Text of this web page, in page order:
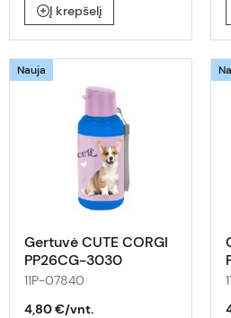
Į krepšelį
Nauja
Gertuvė CUTE CORGI
PP26CG-3030
11P-07840
4,80 €/vnt.